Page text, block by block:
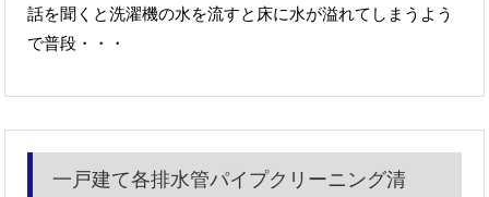
話を聞くと洗濯機の水を流すと床に水が溢れてしまうよう
で普段・・・
一戸建て各排水管パイプクリーニング清